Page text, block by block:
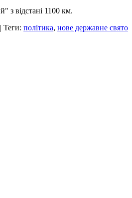
з відстані 1100 км.
| Теги: політика, нове державне свято